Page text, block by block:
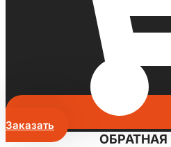
Заказать
ОБРАТНАЯ